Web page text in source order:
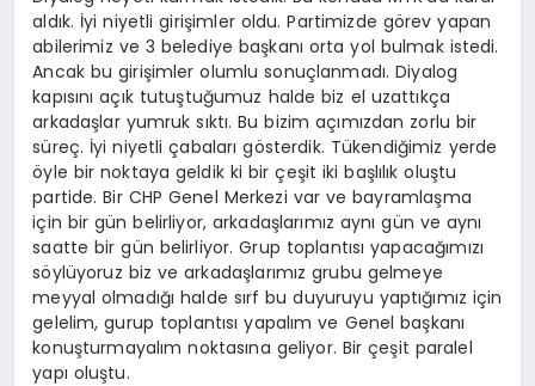
aldık. İyi niyetli girişimler oldu. Partimizde görev yapan
abilerimiz ve 3 belediye başkanı orta yol bulmak istedi.
Ancak bu girişimler olumlu sonuçlanmadı. Diyalog
kapısını açık tutuştuğumuz halde biz el uzattıkça
arkadaşlar yumruk sıktı. Bu bizim açımızdan zorlu bir
süreç. İyi niyetli çabaları gösterdik. Tükendiğimiz yerde
öyle bir noktaya geldik ki bir çeşit iki başlılık oluştu
partide. Bir CHP Genel Merkezi var ve bayramlaşma
için bir gün belirliyor, arkadaşlarımız aynı gün ve aynı
saatte bir gün belirliyor. Grup toplantısı yapacağımızı
söylüyoruz biz ve arkadaşlarımız grubu gelmeye
meyyal olmadığı halde sırf bu duyuruyu yaptığımız için
gelelim, gurup toplantısı yapalım ve Genel başkanı
konuşturmayalım noktasına geliyor. Bir çeşit paralel
yapı oluştu.